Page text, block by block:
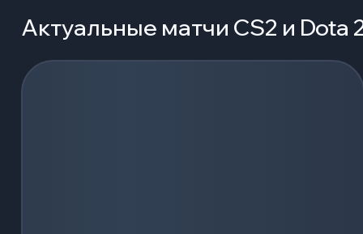
Актуальные матчи CS2 и Dota
Загрузка событий...